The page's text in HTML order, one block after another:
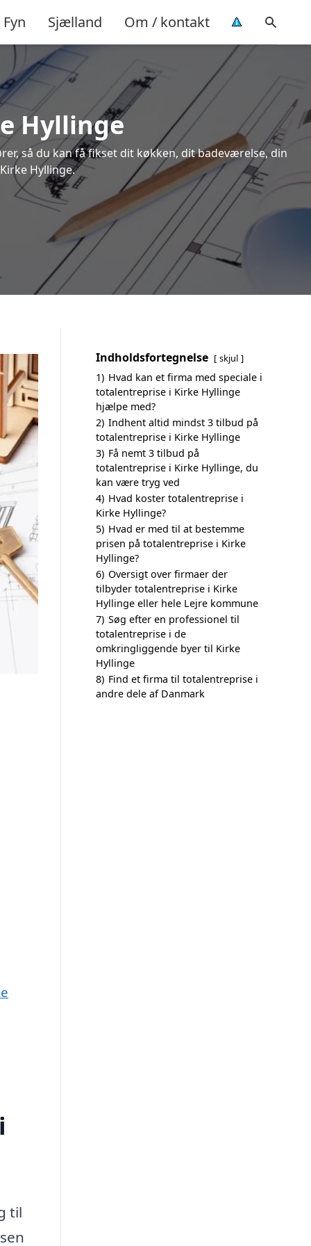
Fyn Sjælland Om / kontakt
Hyllinge
så du kan få fikset dit køkken, dit badeværelse, din
Hyllinge.
til
Indholdsfortegnelse skjul
1) Hvad kan et firma med speciale i
totalentreprise i Kirke Hyllinge
hjælpe med?
2) Indhent altid mindst 3 tilbud på
totalentreprise i Kirke Hyllinge
3) Få nemt 3 tilbud på
totalentreprise i Kirke Hyllinge, du
kan være tryg ved
4) Hvad koster totalentreprise i
Kirke Hyllinge?
5) Hvad er med til at bestemme
prisen på totalentreprise i Kirke
Hyllinge?
6) Oversigt over firmaer der
tilbyder totalentreprise i Kirke
Hyllinge eller hele Lejre kommune
7) Søg efter en professionel til
totalentreprise i de
omkringliggende byer til Kirke
Hyllinge
8) Find et firma til totalentreprise i
andre dele af Danmark